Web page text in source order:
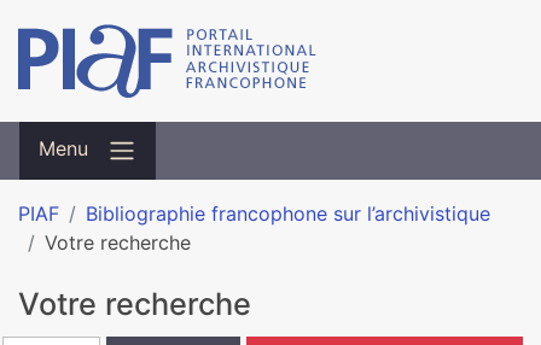
Menu
PIAF
Bibliographie francophone sur l’archivistique
Votre recherche
Votre recherche